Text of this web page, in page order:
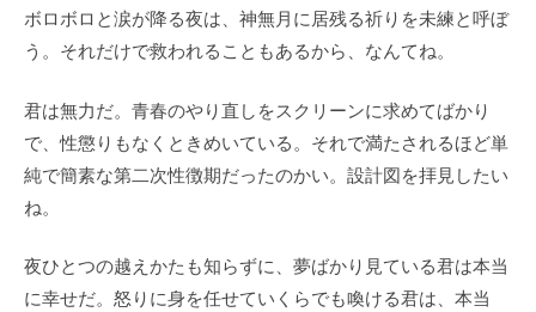
ッ
プ
ボロボロと涙が降る夜は、神無月に居残る祈りを未練と呼ぼ
う。それだけで救われることもあるから、なんてね。
君は無力だ。青春のやり直しをスクリーンに求めてばかり
で、性懲りもなくときめいている。それで満たされるほど単
純で簡素な第二次性徴期だったのかい。設計図を拝見したい
ね。
夜ひとつの越えかたも知らずに、夢ばかり見ている君は本当
に幸せだ。怒りに身を任せていくらでも喚ける君は、本当